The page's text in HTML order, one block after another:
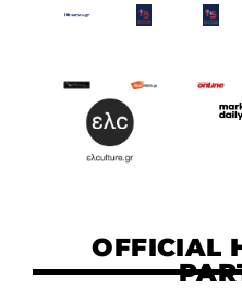
OFFICIAL